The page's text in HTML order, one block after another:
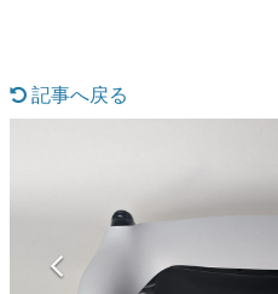
なんでゲームは
ゲームが変えた日
の起源や用法の変遷
イニーP氏が徹底調査。
記事へ戻る